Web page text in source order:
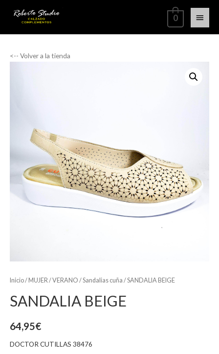
0
<-- Volver a la tienda
Inicio/ MUJER /VERANO /Sandalias cuña / SANDALIA BEIGE
SANDALIA BEIGE
64,95€
DOCTOR CUTILLAS 38476